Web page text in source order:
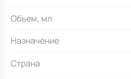
Объем, мл
Назначение
Страна